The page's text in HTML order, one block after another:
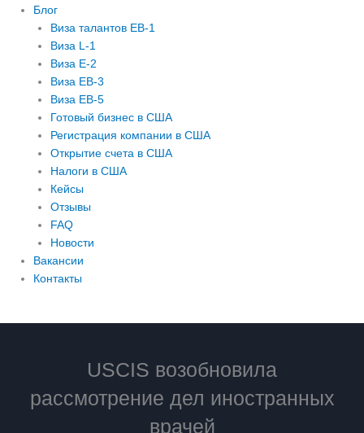
Блог
Виза талантов EB-1
Виза L-1
Виза E-2
Виза EB-3
Виза EB-5
Готовый бизнес в США
Регистрация компании в США
Открытие счета в США
Налоги в США
Кейсы
Отзывы
FAQ
Новости
Вакансии
Контакты
USCIS возобновила
рассмотрение дел иностранных
врачей